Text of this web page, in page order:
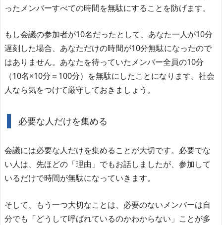
ったメンバーすべての時間を無駄にすることを防げます。
もし会議の参加者が10名だったとして、あなた一人が10分
遅刻した場合、あなただけの時間が10分無駄になったので
はありません。あなたを待っていたメンバー全員の10分
（10名×10分＝100分）を無駄にしたことになります。社会
人なら気をつけて厳守しておきましょう。
必要な人だけを集める
会議には必要な人だけを集めることが大切です。必要でな
い人は、先ほどの「理由」でもお話しましたが、参加して
いるだけで時間が無駄になっていきます。
そして、もう一つ大切なことは、必要のないメンバーは自
分でも「どうして呼ばれているのかわからない」ことが多